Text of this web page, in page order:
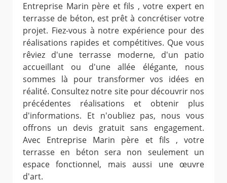
Entreprise Marin père et fils , votre expert en
terrasse de béton, est prêt à concrétiser votre
projet. Fiez-vous à notre expérience pour des
réalisations rapides et compétitives. Que vous
rêviez d'une terrasse moderne, d'un patio
accueillant ou d'une allée élégante, nous
sommes là pour transformer vos idées en
réalité. Consultez notre site pour découvrir nos
précédentes réalisations et obtenir plus
d'informations. Et n'oubliez pas, nous vous
offrons un devis gratuit sans engagement.
Avec Entreprise Marin père et fils , votre
terrasse en béton sera non seulement un
espace fonctionnel, mais aussi une œuvre
d'art.